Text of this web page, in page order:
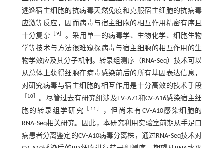
逃逸宿主细胞的抗病毒天然免疫和克服宿主细胞的抗病毒
应激等反应，因而病毒与宿主细胞的相互作用精密有序且
十分复杂
9］ 。采用单一的病毒学、生物化学、细胞生物
学等技术与方法很难窥探病毒与宿主细胞的相互作用的生
物学效应及其分子机制。转录组测序（RNA⁃Seq）技术可以
从总体上获得细胞在病毒感染前后的所有基因表达信息，
对研究病毒与宿主细胞的相互作用是十分高效的技术手段
10］ 。尽管过去有研究组涉及EV⁃A71和CV⁃A16感染宿主细
胞的转录组学研究
11
，但尚未有CV⁃A10感染细胞的
RNA⁃Seq相关研究。因此，本研究利用实验室前期从手足口
病患者分离鉴定的CV⁃A10病毒分离株，通过RNA⁃Seq技术对